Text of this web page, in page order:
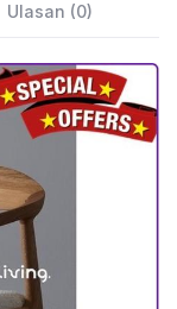
Ulasan (0)